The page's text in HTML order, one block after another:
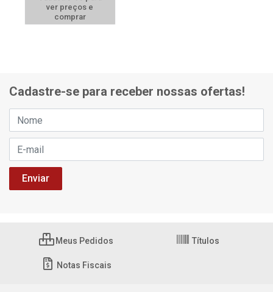
ver preços e
comprar
Cadastre-se para receber nossas ofertas!
Meus Pedidos Títulos
Notas Fiscais